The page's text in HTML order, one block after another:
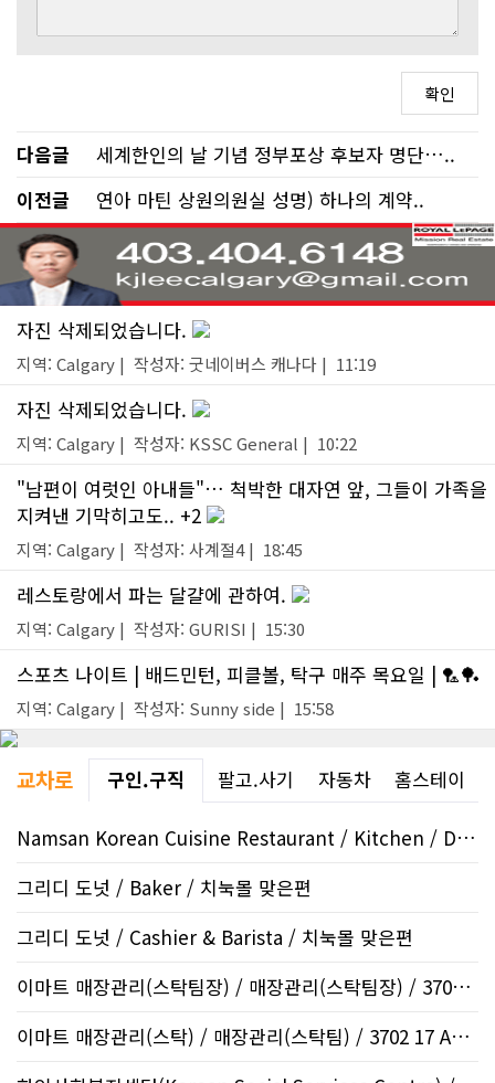
다음글
세계한인의 날 기념 정부포상 후보자 명단…..
이전글
연아 마틴 상원의원실 성명) 하나의 계약..
자진 삭제되었습니다.
지역: Calgary | 작성자: 굿네이버스 캐나다 | 11:19
자진 삭제되었습니다.
지역: Calgary | 작성자: KSSC General | 10:22
"남편이 여럿인 아내들"… 척박한 대자연 앞, 그들이 가족을
지켜낸 기막히고도.. +2
지역: Calgary | 작성자: 사계절4 | 18:45
레스토랑에서 파는 달걀에 관하여.
지역: Calgary | 작성자: GURISI | 15:30
스포츠 나이트 | 배드민턴, 피클볼, 탁구 매주 목요일 | 🏸🏓
지역: Calgary | 작성자: Sunny side | 15:58
교차로 구인.구직 팔고.사기 자동차 홈스테이
Namsan Korean Cuisine Restaurant / Kitchen / Downtown
그리디 도넛 / Baker / 치눅몰 맞은편
그리디 도넛 / Cashier & Barista / 치눅몰 맞은편
이마트 매장관리(스탁팀장) / 매장관리(스탁팀장) / 3702 17 ..
이마트 매장관리(스탁) / 매장관리(스탁팀) / 3702 17 Ave ..